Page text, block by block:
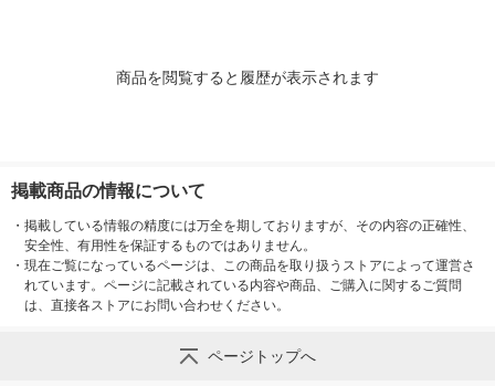
商品を閲覧すると履歴が表示されます
掲載商品の情報について
・ 掲載している情報の精度には万全を期しておりますが、その内容の正確性、
安全性、有用性を保証するものではありません。
・ 現在ご覧になっているページは、この商品を取り扱うストアによって運営さ
れています。ページに記載されている内容や商品、ご購入に関するご質問
は、直接各ストアにお問い合わせください。
ページトップへ